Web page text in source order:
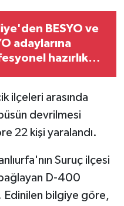
BESYO ve
adaylarına
hazırlık
ilçeleri arasında
devrilmesi
22 kişi yaralandı.
Suruç ilçesi
D-400
Edinilen bilgiye göre,